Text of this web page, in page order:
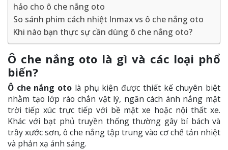
hảo cho ô che nắng oto
So sánh phim cách nhiệt Inmax vs ô che nắng oto
Khi nào bạn thực sự cần dùng ô che nắng oto?
Ô che nắng oto là gì và các loại phổ
biến?
Ô che nắng oto là phụ kiện được thiết kế chuyên biệt
nhằm tạo lớp rào chắn vật lý, ngăn cách ánh nắng mặt
trời tiếp xúc trực tiếp với bề mặt xe hoặc nội thất xe.
Khác với bạt phủ truyền thống thường gây bí bách và
trầy xước sơn, ô che nắng tập trung vào cơ chế tản nhiệt
và phản xạ ánh sáng.